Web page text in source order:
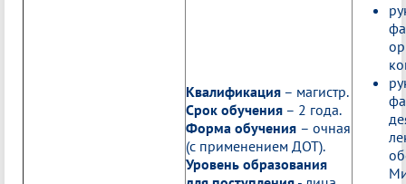
Квалификация – магистр.
Срок обучения – 2 года.
Форма обучения – очная
(с применением ДОТ).
Уровень образования